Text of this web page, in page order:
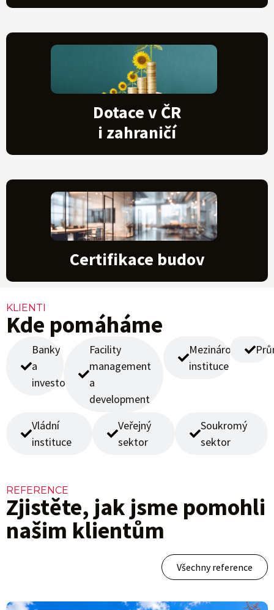
Dotace v ČR
i zahraničí
Certifikace budov
KLIENTI
Kde pomáháme
Banky
a
investoři
Facility
management
a
development
Mezinárodní
instituce
Vládní
instituce
Veřejný
sektor
Soukromý
sektor
REFERENCE
Zjistěte, jak jsme pomohli
našim klientům
Všechny reference